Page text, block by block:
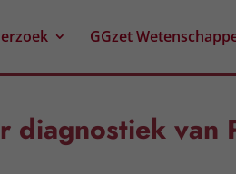
GGzet
diagnostiek van